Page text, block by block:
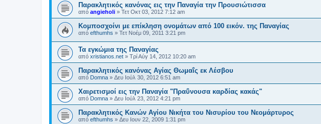
Παρακλητικός κανόνας εις την Παναγία την Προυσιώτισσα
από angieholi » Τετ Οκτ 03, 2012 7:12 am
Κομποσχοίνι με επίκληση ονομάτων από 100 εικόν. της Παναγίας
από efthumhs » Τετ Νοέμ 09, 2011 3:21 pm
Τα εγκώμια της Παναγίας
από xristianos.net » Τρί Αύγ 14, 2012 10:20 am
Παρακλητικός κανόνας Αγίας Θωμαΐς εκ Λέσβου
από Domna » Δευ Ιούλ 30, 2012 6:51 am
Χαιρετισμοί εις την Παναγία "Πραΰνουσα καρδίας κακάς"
από Domna » Δευ Ιούλ 23, 2012 4:21 pm
Παρακλητικός Κανών Αγίου Νικήτα του Νισυρίου του Νεομάρτυρος
από efthumhs » Δευ Ιουν 22, 2009 1:31 pm